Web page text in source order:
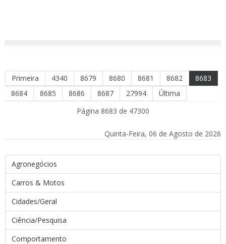
Primeira 4340 8679 8680 8681 8682
8683
8684
8685 8686 8687 27994
Última
Página 8683 de 47300
Quinta-Feira, 06 de Agosto de 2026
Agronegócios
Carros & Motos
Cidades/Geral
Ciência/Pesquisa
Comportamento